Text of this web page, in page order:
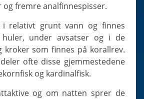
og fremre analfinnespisser.
under avsatser og i de
kroker som finnes på korallrev.
ofte disse gjemmestedene
og kardinalfisk.